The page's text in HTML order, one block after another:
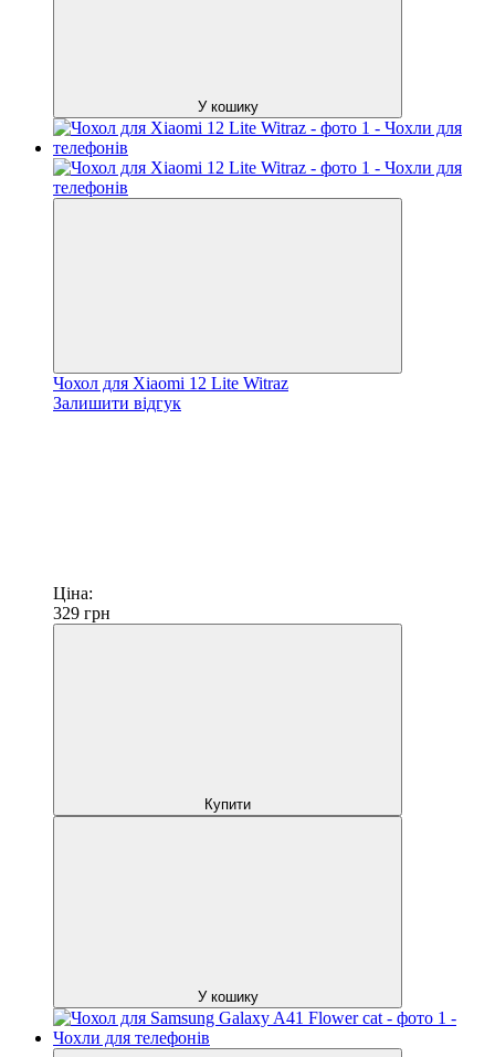
У кошику
Чохол для Xiaomi 12 Lite Witraz
Залишити відгук
Ціна:
329 грн
Купити
У кошику